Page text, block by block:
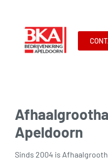
Apeldoorn
Sinds 2004 is